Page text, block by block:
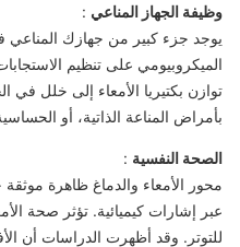
وظيفة الجهاز المناعي :
يوجد جزء كبير من جهازك المناعي
الميكروبيومي على تنظيم
توازن بكتيريا الأمعاء إلى خلل في
بأمراض المناعة الذاتية، أو
الصحة النفسية :
محور الأمعاء والدماغ ظاهرة موثقة
عبر إشارات كيميائية. تؤثر صحة
للتوتر. وقد أظهرت الدراسات أن